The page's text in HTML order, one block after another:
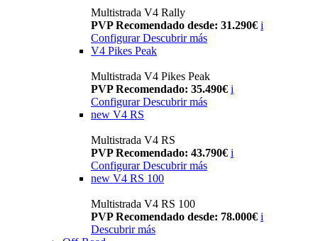
Multistrada V4 Rally
PVP Recomendado desde: 31.290€ i
Configurar Descubrir más
V4 Pikes Peak
Multistrada V4 Pikes Peak
PVP Recomendado: 35.490€ i
Configurar Descubrir más
new V4 RS
Multistrada V4 RS
PVP Recomendado: 43.790€ i
ConfigurarDescubrir más
new V4 RS 100
Multistrada V4 RS 100
PVP Recomendado desde: 78.000€ i
Descubrir más